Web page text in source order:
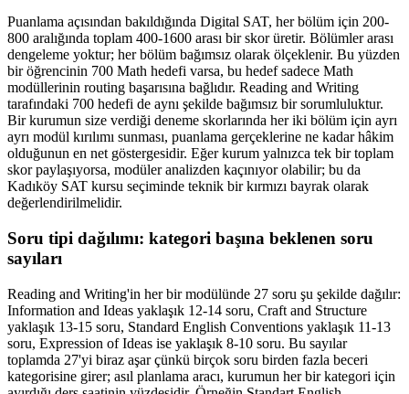
Puanlama açısından bakıldığında Digital SAT, her bölüm için 200-
800 aralığında toplam 400-1600 arası bir skor üretir. Bölümler arası
dengeleme yoktur; her bölüm bağımsız olarak ölçeklenir. Bu yüzden
bir öğrencinin 700 Math hedefi varsa, bu hedef sadece Math
modüllerinin routing başarısına bağlıdır. Reading and Writing
tarafındaki 700 hedefi de aynı şekilde bağımsız bir sorumluluktur.
Bir kurumun size verdiği deneme skorlarında her iki bölüm için ayrı
ayrı modül kırılımı sunması, puanlama gerçeklerine ne kadar hâkim
olduğunun en net göstergesidir. Eğer kurum yalnızca tek bir toplam
skor paylaşıyorsa, modüler analizden kaçınıyor olabilir; bu da
Kadıköy SAT kursu seçiminde teknik bir kırmızı bayrak olarak
değerlendirilmelidir.
Soru tipi dağılımı: kategori başına beklenen soru
sayıları
Reading and Writing'in her bir modülünde 27 soru şu şekilde dağılır:
Information and Ideas yaklaşık 12-14 soru, Craft and Structure
yaklaşık 13-15 soru, Standard English Conventions yaklaşık 11-13
soru, Expression of Ideas ise yaklaşık 8-10 soru. Bu sayılar
toplamda 27'yi biraz aşar çünkü birçok soru birden fazla beceri
kategorisine girer; asıl planlama aracı, kurumun her bir kategori için